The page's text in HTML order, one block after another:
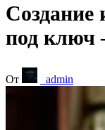
Создание
под ключ
От _admin